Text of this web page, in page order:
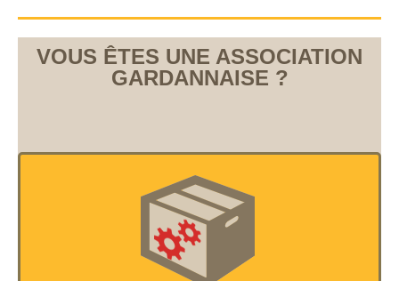
VOUS ÊTES UNE ASSOCIATION
GARDANNAISE ?